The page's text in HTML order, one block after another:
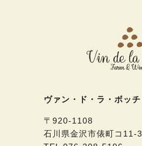
ヴァン・ド・ラ・ボッチ
〒920-1108
石川県金沢市俵町コ11-3